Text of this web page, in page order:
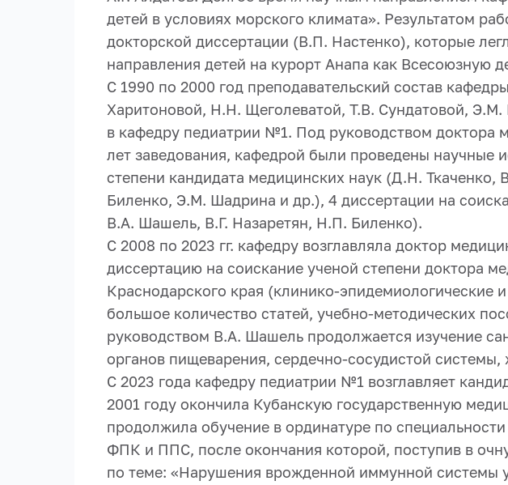
детей в условиях морского климата». Результатом
докторской диссертации (В.П. Настенко), которые
направления детей на курорт Анапа как Всесоюзную
С 1990 по 2000 год преподавательский состав
Харитоновой, Н.Н. Щеголеватой, Т.В. Сундатовой,
в кафедру педиатрии №1. Под руководством доктора
лет заведования, кафедрой были проведены научные
степени кандидата медицинских наук (Д.Н.
Биленко, Э.М. Шадрина и др.), 4 диссертации на
В.А. Шашель, В.Г. Назаретян, Н.П. Биленко).
С 2008 по 2023 гг. кафедру возглавляла доктор
диссертацию на соискание ученой степени доктора
Краснодарского края (клинико-эпидемиологические
большое количество статей, учебно-методических
руководством В.А. Шашель продолжается изучение
органов пищеварения, сердечно-сосудистой
С 2023 года кафедру педиатрии №1 возглавляет
2001 году окончила Кубанскую государственную
продолжила обучение в ординатуре по
ФПК и ППС, после окончания которой, поступив в
по теме: «Нарушения врожденной иммунной системы